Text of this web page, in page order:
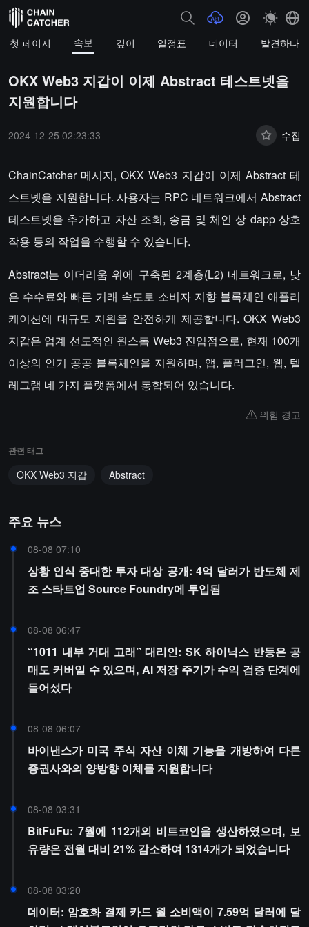
첫 페이지 속보 깊이 일정표 데이터 발견하다
OKX Web3 지갑이 이제 Abstract 테스트넷을
지원합니다
2024-12-25 02:23:33 수집
ChainCatcher 메시지, OKX Web3 지갑이 이제 Abstract 테
스트넷을 지원합니다. 사용자는 RPC 네트워크에서 Abstract
테스트넷을 추가하고 자산 조회, 송금 및 체인 상 dapp 상호
작용 등의 작업을 수행할 수 있습니다.
Abstract는 이더리움 위에 구축된 2계층(L2) 네트워크로, 낮
은 수수료와 빠른 거래 속도로 소비자 지향 블록체인 애플리
케이션에 대규모 지원을 안전하게 제공합니다. OKX Web3
지갑은 업계 선도적인 원스톱 Web3 진입점으로, 현재 100개
이상의 인기 공공 블록체인을 지원하며, 앱, 플러그인, 웹, 텔
레그램 네 가지 플랫폼에서 통합되어 있습니다.
위험 경고
관련 태그
OKX Web3 지갑 Abstract
주요 뉴스
08-08 07:10
상황 인식 중대한 투자 대상 공개: 4억 달러가 반도체 제
조 스타트업 Source Foundry에 투입됨
08-08 06:47
“1011 내부 거대 고래” 대리인: SK 하이닉스 반등은 공
매도 커버일 수 있으며, AI 저장 주기가 수익 검증 단계에
들어섰다
08-08 06:07
바이낸스가 미국 주식 자산 이체 기능을 개방하여 다른
증권사와의 양방향 이체를 지원합니다
08-08 03:31
BitFuFu: 7월에 112개의 비트코인을 생산하였으며, 보
유량은 전월 대비 21% 감소하여 1314개가 되었습니다
08-08 03:20
데이터: 암호화 결제 카드 월 소비액이 7.59억 달러에 달